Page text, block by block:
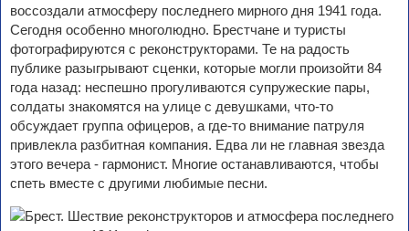
воссоздали атмосферу последнего мирного дня 1941 года.
Сегодня особенно многолюдно. Брестчане и туристы
фотографируются с реконструкторами. Те на радость
публике разыгрывают сценки, которые могли произойти 84
года назад: неспешно прогуливаются супружеские пары,
солдаты знакомятся на улице с девушками, что-то
обсуждает группа офицеров, а где-то внимание патруля
привлекла разбитная компания. Едва ли не главная звезда
этого вечера - гармонист. Многие останавливаются, чтобы
спеть вместе с другими любимые песни.